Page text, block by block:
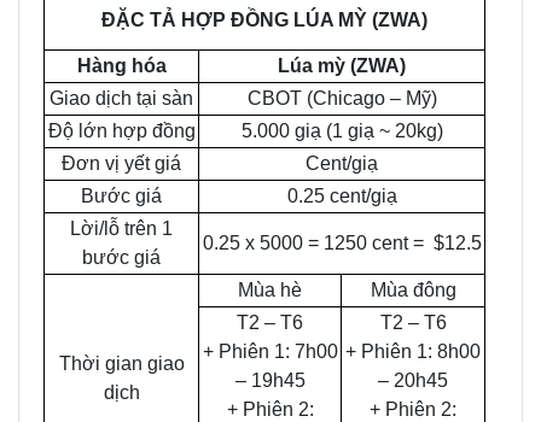
ĐẶC TẢ HỢP ĐỒNG LÚA MỲ (ZWA)
Hàng hóa
Lúa mỳ (ZWA)
Giao dịch tại sàn
CBOT (Chicago – Mỹ)
Độ lớn hợp đồng
5.000 giạ (1 giạ ~ 20kg)
Đơn vị yết giá
Cent/giạ
Bước giá
0.25 cent/giạ
Lời/lỗ trên 1
bước giá
0.25 x 5000 = 1250 cent = $12.5
Thời gian giao
dịch
Mùa hè
Mùa đông
T2 – T6
+ Phiên 1: 7h00
– 19h45
+ Phiên 2:
T2 – T6
+ Phiên 1: 8h00
– 20h45
+ Phiên 2: